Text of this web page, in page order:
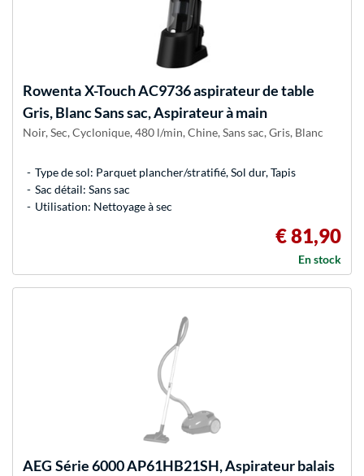
RowentaX-Touch AC9736 aspirateur de table
Gris, Blanc Sans sac, Aspirateur à main
Noir, Sec, Cyclonique, 480 l/min, Chine, Sans sac, Gris, Blanc
Type de sol: Parquet plancher/stratifié, Sol dur, Tapis
Sac détail: Sans sac
Utilisation: Nettoyage à sec
€ 81,90
En stock
AEG Série 6000 AP61HB21SH, Aspirateur balais